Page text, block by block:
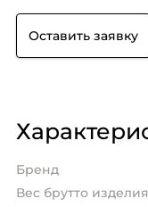
Оставить заявку
Бренд
Вес брутто изделия